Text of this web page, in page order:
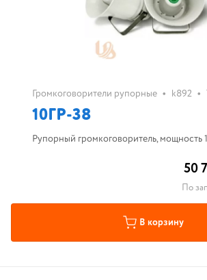
Громкоговорители рупорные • k892 •
10ГР-38
Рупорный громкоговоритель, мощность
50
По
В корзину